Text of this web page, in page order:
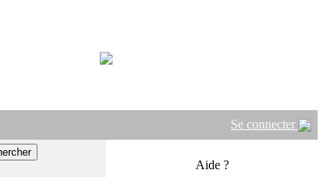
Se connecter
Aide ?